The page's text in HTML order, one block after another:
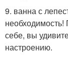
9. ванна с
необходимость!
себе, вы
настроению.